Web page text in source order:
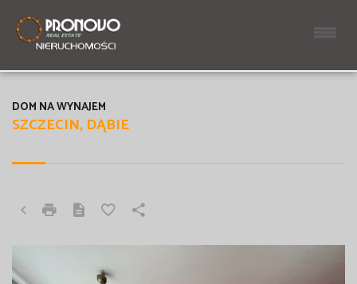
SZCZECIN, DĄBIE
DOM NA WYNAJEM